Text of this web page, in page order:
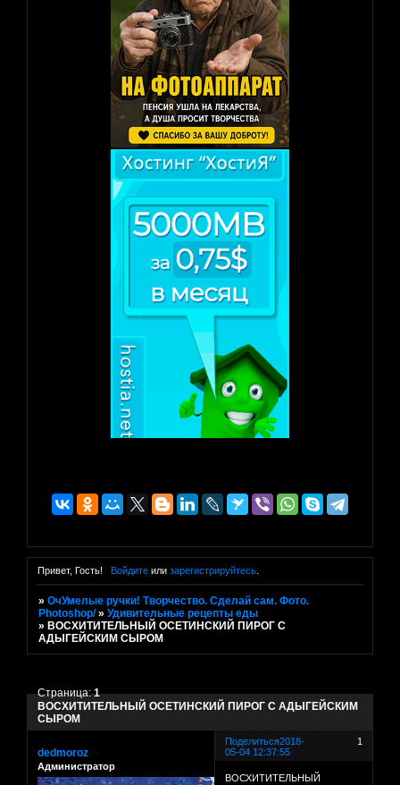
Привет, Гость! Войдитеили зарегистрируйтесь.
»ОчУмелые ручки! Творчество. Сделай сам. Фото.
Photoshop/ »Удивительные рецепты еды
» ВОСХИТИТЕЛЬНЫЙ ОСЕТИНСКИЙ ПИРОГ С
АДЫГЕЙСКИМ СЫРОМ
ВОСХИТИТЕЛЬНЫЙ ОСЕТИНСКИЙ ПИРОГ С АДЫГЕЙСКИМ
СЫРОМ
Страница:1
Поделиться 1
2018-
05-04 12:37:55
dedmoroz
Администратор
ВОСХИТИТЕЛЬНЫЙ